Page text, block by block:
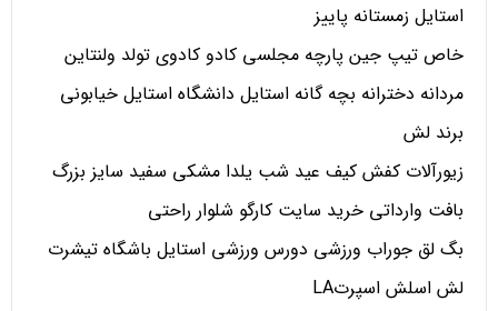
استایل زمستانه پاییز
خاص تیپ جین پارچه مجلسی کادو کادوی تولد ولنتاین
مردانه دخترانه بچه گانه استایل دانشگاه استایل خیابونی
برند لش
زیورآلات کفش کیف عید شب یلدا مشکی سفید سایز بزرگ
بافت وارداتی خرید سایت کارگو شلوار راحتی
بگ لق جوراب ورزشی دورس ورزشی استایل باشگاه تیشرت
لش اسلش اسپرتLA